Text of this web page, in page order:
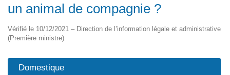
un animal de compagnie ?
Vérifié le 10/12/2021 – Direction de l’information légale et administrative
(Première ministre)
Domestique